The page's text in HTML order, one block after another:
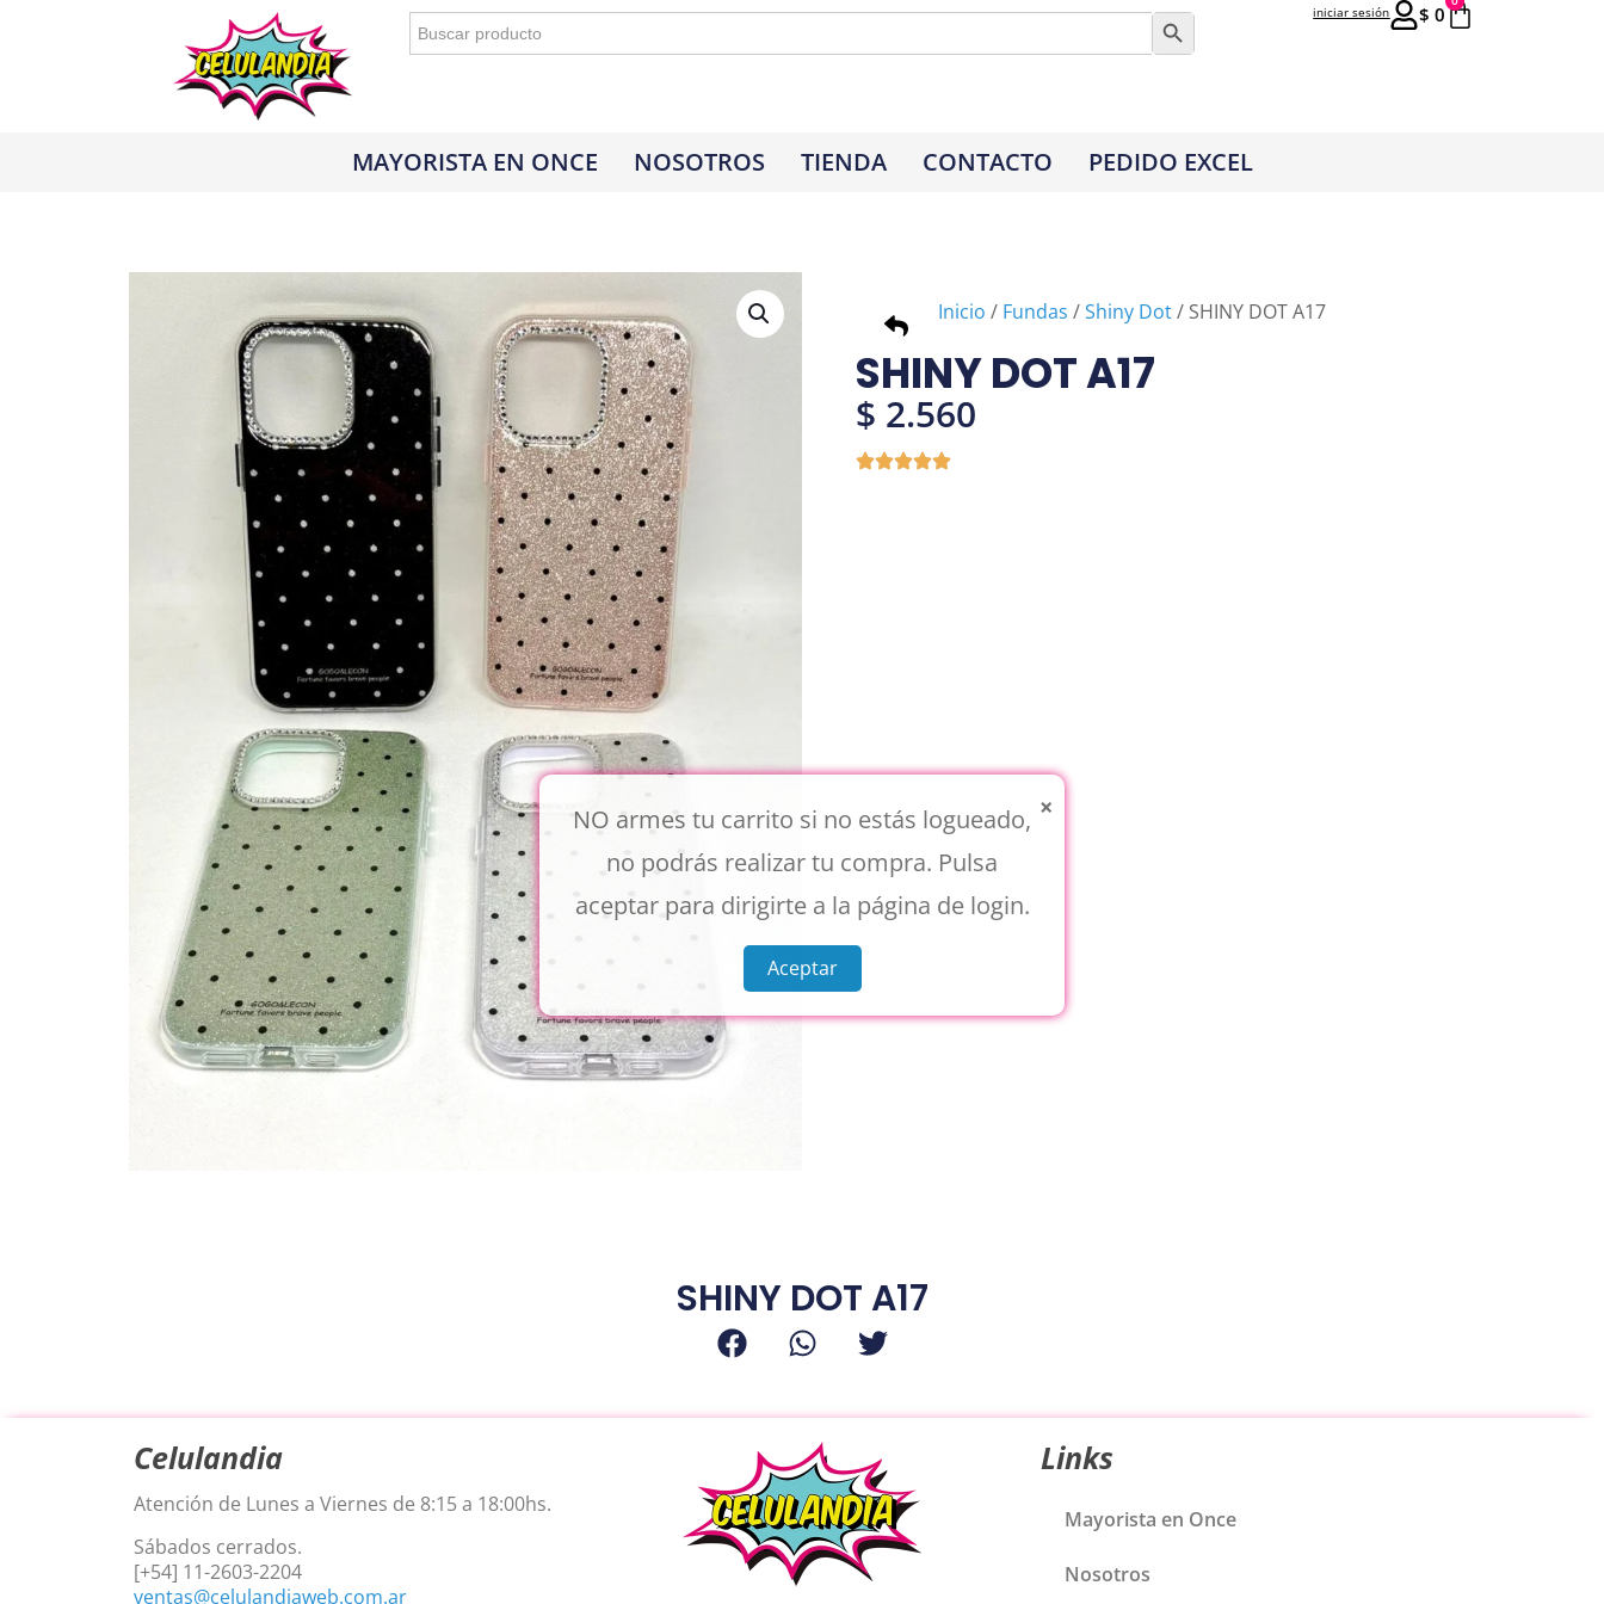
Buscar: Botón de búsqueda
$ 0
iniciar sesión
MAYORISTA EN ONCE NOSOTROS TIENDA CONTACTO PEDIDO EXCEL
Inicio / Fundas /Shiny Dot/ SHINY DOT A17
SHINY DOT A17
$ 2.560
SHINY DOT A17
Celulandia
Atención de Lunes a Viernes de 8:15 a 18:00hs.
Sábados cerrados.
[+54] 11-2603-2204
ventas@celulandiaweb.com.ar
Links
Mayorista en Once
Nosotros
×
NO armes tu carrito si no estás logueado,
no podrás realizar tu compra. Pulsa
aceptar para dirigirte a la página de login.
Aceptar